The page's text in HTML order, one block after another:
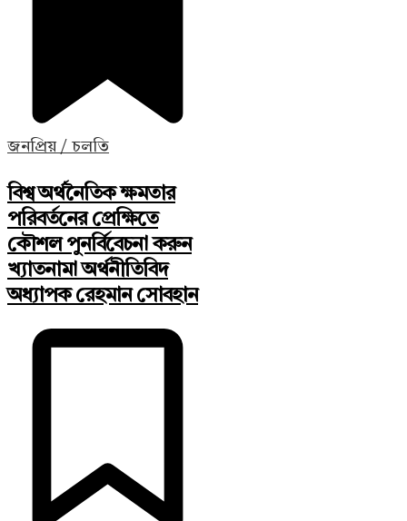
জনপ্রিয় / চলতি
বিশ্ব অর্থনৈতিক ক্ষমতার
পরিবর্তনের প্রেক্ষিতে
কৌশল পুনর্বিবেচনা করুন
খ্যাতনামা অর্থনীতিবিদ
অধ্যাপক রেহমান সোবহান